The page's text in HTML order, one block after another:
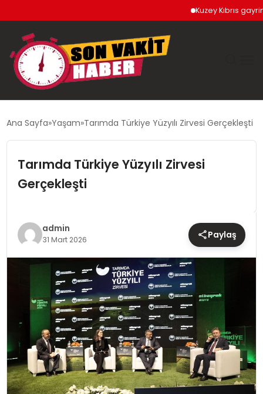
Kuzey Kıbrıs
DÜNYA
SPOR
TEKNOLOJI
YAŞAM
Ana Sayfa Yaşam Tarımda Türkiye Yüzyılı Zirvesi Gerçekleşti
Tarımda Türkiye Yüzyılı Zirvesi
Gerçekleşti
admin
31 Mart 2026 Paylaş